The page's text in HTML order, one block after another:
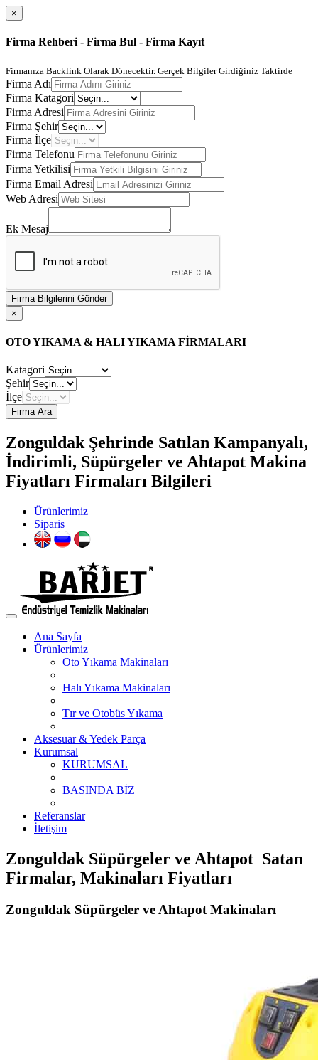
×
Firma Rehberi - Firma Bul - Firma Kayıt
Firmanıza Backlink Olarak Dönecektir. Gerçek Bilgiler Girdiğiniz Taktirde
Firma Adı
Firma Katagori
Firma Adresi
Firma Şehir
Firma İlçe
Firma Telefonu
Firma Yetkilisi
Firma Email Adresi
Web Adresi
Ek Mesaj
Firma Bilgilerini Gönder
×
OTO YIKAMA & HALI YIKAMA FİRMALARI
Katagori
Şehir
İlçe
Firma Ara
Zonguldak Şehrinde Satılan Kampanyalı,
İndirimli, Süpürgeler ve Ahtapot Makina
Fiyatları Firmaları Bilgileri
Ürünlerimiz
Siparis
Ana Sayfa
Ürünlerimiz
Oto Yıkama Makinaları
Halı Yıkama Makinaları
Tır ve Otobüs Yıkama
Aksesuar & Yedek Parça
Kurumsal
KURUMSAL
BASINDA BİZ
Referanslar
İletişim
Zonguldak Süpürgeler ve Ahtapot Satan
Firmalar, Makinaları Fiyatları
Zonguldak Süpürgeler ve Ahtapot Makinaları